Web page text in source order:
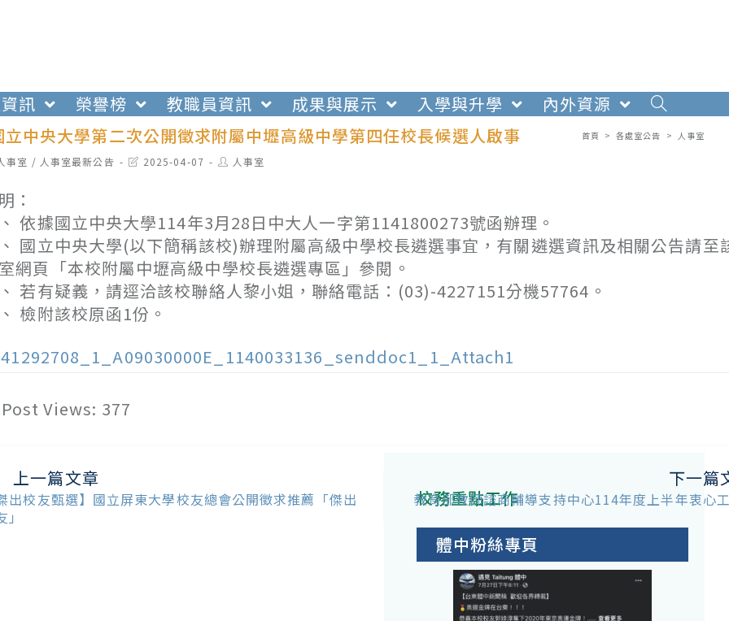
訊 榮譽榜 教職員資訊 成果與展示 入學與升學
內外資源
立中央大學第二次公開徵求附屬中壢高級中學第四任校長候選人啟事
首頁 > 各處室公告 > 人事室
事室 / 人事室最新公告
Post2025-04-07
Post人事室
：
依據國立中央大學114年3月28日中大人一字第1141800273號函辦理。
國立中央大學(以下簡稱該校)辦理附屬高級中學校長遴選事宜，有關遴選資訊及相關公告請至
網頁「本校附屬中壢高級中學校長遴選專區」參閱。
若有疑義，請逕洽該校聯絡人黎小姐，聯絡電話：(03)-4227151分機57764。
檢附該校原函1份。
Post Views: 377
上一篇文章
出校友甄選】國立屏東大學校友總會公開徵求推薦「傑出
下一篇
教育部教師諮商輔導支持中心114年度上半年衷心
校務重點工作
體中粉絲專頁